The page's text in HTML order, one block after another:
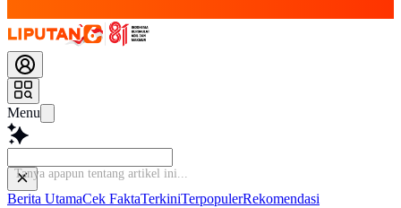
Menu
Tanya apapun tentang ar
Berita UtamaCek FaktaTerkiniTerpopulerRekomendasi